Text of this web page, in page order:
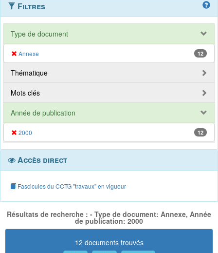
Filtres
Type de document
Annexe 12
Thématique
Mots clés
Année de publication
2000 12
Accès direct
Fascicules du CCTG "travaux" en vigueur
Résultats de recherche : - Type de document: Annexe, Année
de publication: 2000
12 documents trouvés